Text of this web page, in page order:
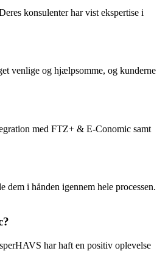
konsulenter har vist ekspertise i
venlige og hjælpsomme, og kunderne
med FTZ+ & E-Conomic samt
i hånden igennem hele processen.
har haft en positiv oplevelse